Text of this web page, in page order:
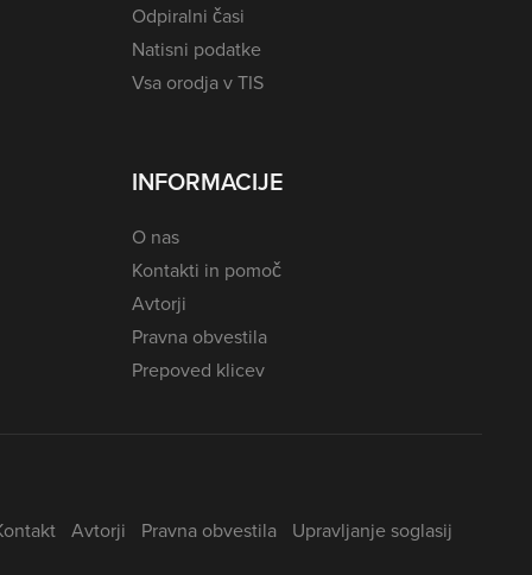
Odpiralni časi
Natisni podatke
Vsa orodja v TIS
INFORMACIJE
O nas
Kontakti in pomoč
Avtorji
Pravna obvestila
Prepoved klicev
Avtorji Pravna obvestila Upravljanje soglasij